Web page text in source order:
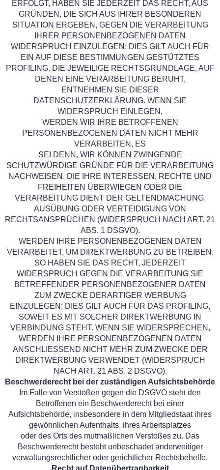
ERFOLGT, HABEN SIE JEDERZEIT DAS RECHT, AUS
GRÜNDEN, DIE SICH AUS IHRER BESONDEREN
SITUATION ERGEBEN, GEGEN DIE VERARBEITUNG
IHRER PERSONENBEZOGENEN DATEN
WIDERSPRUCH EINZULEGEN; DIES GILT AUCH FÜR
EIN AUF DIESE BESTIMMUNGEN GESTÜTZTES
PROFILING. DIE JEWEILIGE RECHTSGRUNDLAGE, AUF
DENEN EINE VERARBEITUNG BERUHT,
ENTNEHMEN SIE DIESER
DATENSCHUTZERKLÄRUNG. WENN SIE
WIDERSPRUCH EINLEGEN,
WERDEN WIR IHRE BETROFFENEN
PERSONENBEZOGENEN DATEN NICHT MEHR
VERARBEITEN, ES
SEI DENN, WIR KÖNNEN ZWINGENDE
SCHUTZWÜRDIGE GRÜNDE FÜR DIE VERARBEITUNG
NACHWEISEN, DIE IHRE INTERESSEN, RECHTE UND
FREIHEITEN ÜBERWIEGEN ODER DIE
VERARBEITUNG DIENT DER GELTENDMACHUNG,
AUSÜBUNG ODER VERTEIDIGUNG VON
RECHTSANSPRÜCHEN (WIDERSPRUCH NACH ART. 21
ABS. 1 DSGVO).
WERDEN IHRE PERSONENBEZOGENEN DATEN
VERARBEITET, UM DIREKTWERBUNG ZU BETREIBEN,
SO HABEN SIE DAS RECHT, JEDERZEIT
WIDERSPRUCH GEGEN DIE VERARBEITUNG SIE
BETREFFENDER PERSONENBEZOGENER DATEN
ZUM ZWECKE DERARTIGER WERBUNG
EINZULEGEN; DIES GILT AUCH FÜR DAS PROFILING,
SOWEIT ES MIT SOLCHER DIREKTWERBUNG IN
VERBINDUNG STEHT. WENN SIE WIDERSPRECHEN,
WERDEN IHRE PERSONENBEZOGENEN DATEN
ANSCHLIESSEND NICHT MEHR ZUM ZWECKE DER
DIREKTWERBUNG VERWENDET (WIDERSPRUCH
NACH ART. 21 ABS. 2 DSGVO).
Beschwerderecht bei der zuständigen Aufsichtsbehörde
Im Falle von Verstößen gegen die DSGVO steht den
Betroffenen ein Beschwerderecht bei einer
Aufsichtsbehörde, insbesondere in dem Mitgliedstaat ihres
gewöhnlichen Aufenthalts, ihres Arbeitsplatzes
oder des Orts des mutmaßlichen Verstoßes zu. Das
Beschwerderecht besteht unbeschadet anderweitiger
verwaltungsrechtlicher oder gerichtlicher Rechtsbehelfe.
Recht auf Datenübertragbarkeit